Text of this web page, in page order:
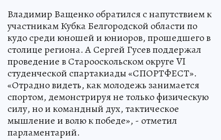
Владимир Ващенко обратился с напутствием к
участникам Кубка Белгородской области по
кудо среди юношей и юниоров, прошедшего в
столице региона. А Сергей Гусев поддержал
проведение в Старооскольском округе VI
студенческой спартакиады «СПОРТФЕСТ».
«Отрадно видеть, как молодежь занимается
спортом, демонстрируя не только физическую
силу, но и командный дух, тактическое
мышление и волю к победе», - отметил
парламентарий.